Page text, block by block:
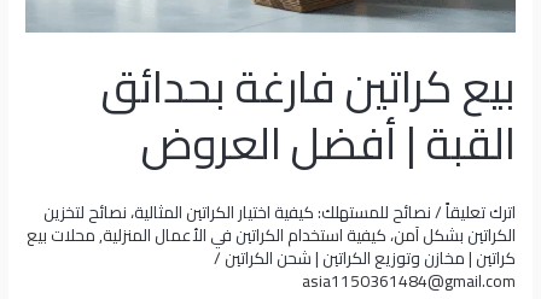
بيع كراتين فارغة بحدائق
القبة | أفضل العروض
اترك تعليقاً/نصائح للمستهلك: كيفية اختيار الكراتين المثالية، نصائح لتخزين
الكراتين بشكل آمن، كيفية استخدام الكراتين في الأعمال المنزلية,محلات بيع
كراتين | مخازن وتوزيع الكراتين | شحن الكراتين/
asia1150361484@gmail.com